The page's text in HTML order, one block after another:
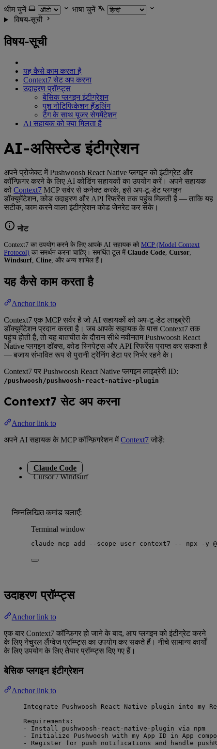
थीम चुनें
भाषा चुनें
विषय-सूची
विषय-सूची
यह कैसे काम करता है
Context7 सेट अप करना
उदाहरण प्रॉम्प्ट्स
बेसिक प्लगइन इंटीग्रेशन
पुश नोटिफिकेशन हैंडलिंग
टैग के साथ यूजर सेगमेंटेशन
AI सहायक को क्या मिलता है
AI-असिस्टेड इंटीग्रेशन
अपने प्रोजेक्ट में Pushwoosh React Native प्लगइन को इंटीग्रेट और
कॉन्फ़िगर करने के लिए AI कोडिंग सहायकों का उपयोग करें। अपने सहायक
को Context7 MCP सर्वर से कनेक्ट करके, इसे अप-टू-डेट प्लगइन
डॉक्यूमेंटेशन, कोड उदाहरण और API रिफरेंस तक पहुंच मिलती है — ताकि यह
सटीक, काम करने वाला इंटीग्रेशन कोड जेनरेट कर सके।
नोट
Context7 का उपयोग करने के लिए आपके AI सहायक को MCP (Model Context
Protocol) का समर्थन करना चाहिए। समर्थित टूल में Claude Code Cursor
Windsurf Cline , और अन्य शामिल हैं।
यह कैसे काम करता है
Anchor link to
Context7 एक MCP सर्वर है जो AI सहायकों को अप-टू-डेट लाइब्रेरी
डॉक्यूमेंटेशन प्रदान करता है। जब आपके सहायक के पास Context7 तक
पहुंच होती है, तो यह बातचीत के दौरान सीधे नवीनतम Pushwoosh React
Native प्लगइन डॉक्स, कोड स्निपेट्स और API रिफरेंस प्राप्त कर सकता है
— बजाय संभावित रूप से पुरानी ट्रेनिंग डेटा पर निर्भर रहने के।
Context7 पर Pushwoosh React Native प्लगइन लाइब्रेरी ID:
/pushwoosh/pushwoosh-react-native-plugin
Context7 सेट अप करना
Anchor link to
अपने AI सहायक के MCP कॉन्फ़िगरेशन मेंContext7 जोड़ें:
Claude Code
Cursor / Windsurf
निम्नलिखित कमांड चलाएँ:
Terminal window
claude mcp add --scope user context7 -- npx -y
उदाहरण प्रॉम्प्ट्स
Anchor link to
एक बार Context7 कॉन्फ़िगर हो जाने के बाद, आप प्लगइन को इंटीग्रेट करने
के लिए नेचुरल लैंग्वेज प्रॉम्प्ट्स का उपयोग कर सकते हैं। नीचे सामान्य कार्यों
के लिए उपयोग के लिए तैयार प्रॉम्प्ट्स दिए गए हैं।
बेसिक प्लगइन इंटीग्रेशन
Anchor link to
Integrate Pushwoosh React Native plugin into my
Requirements:
- Install pushwoosh-react-native-plugin via npm
- Initialize Pushwoosh with my App ID in App
- Register for push notifications and handle